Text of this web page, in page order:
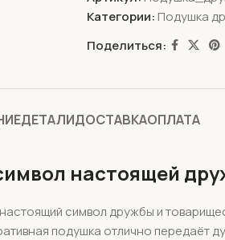
Категории: Подушка
Поделиться:
ДЕТАЛИДОСТАВКАОПЛАТА
настоящей
символ дружбы и
подушка отлично передаёт